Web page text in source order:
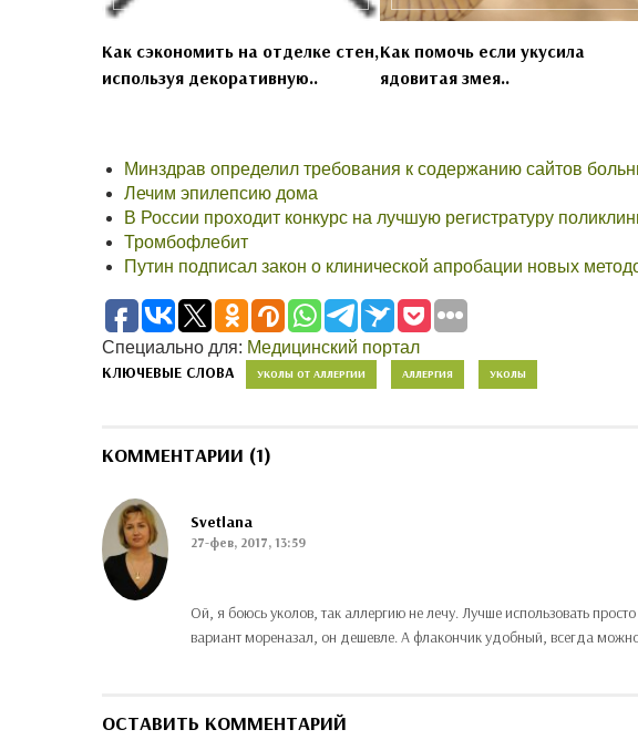
Как сэкономить на отделке стен,
используя декоративную..
Как помочь если укусила
ядовитая змея..
Минздрав определил требования к содержанию сайтов
Лечим эпилепсию дома
В России проходит конкурс на лучшую регистратуру
Тромбофлебит
Путин подписал закон о клинической апробации новых
Специально для: Медицинский портал
КЛЮЧЕВЫЕ СЛОВА УКОЛЫ ОТ АЛЛЕРГИИ АЛЛЕРГИЯ УКОЛЫ
КОММЕНТАРИИ (1)
Svetlana
27-фев, 2017, 13:59
Ой, я боюсь уколов, так аллергию не лечу. Лучше использовать
вариант мореназал, он дешевле. А флакончик удобный, всегда можно
ОСТАВИТЬ КОММЕНТАРИЙ